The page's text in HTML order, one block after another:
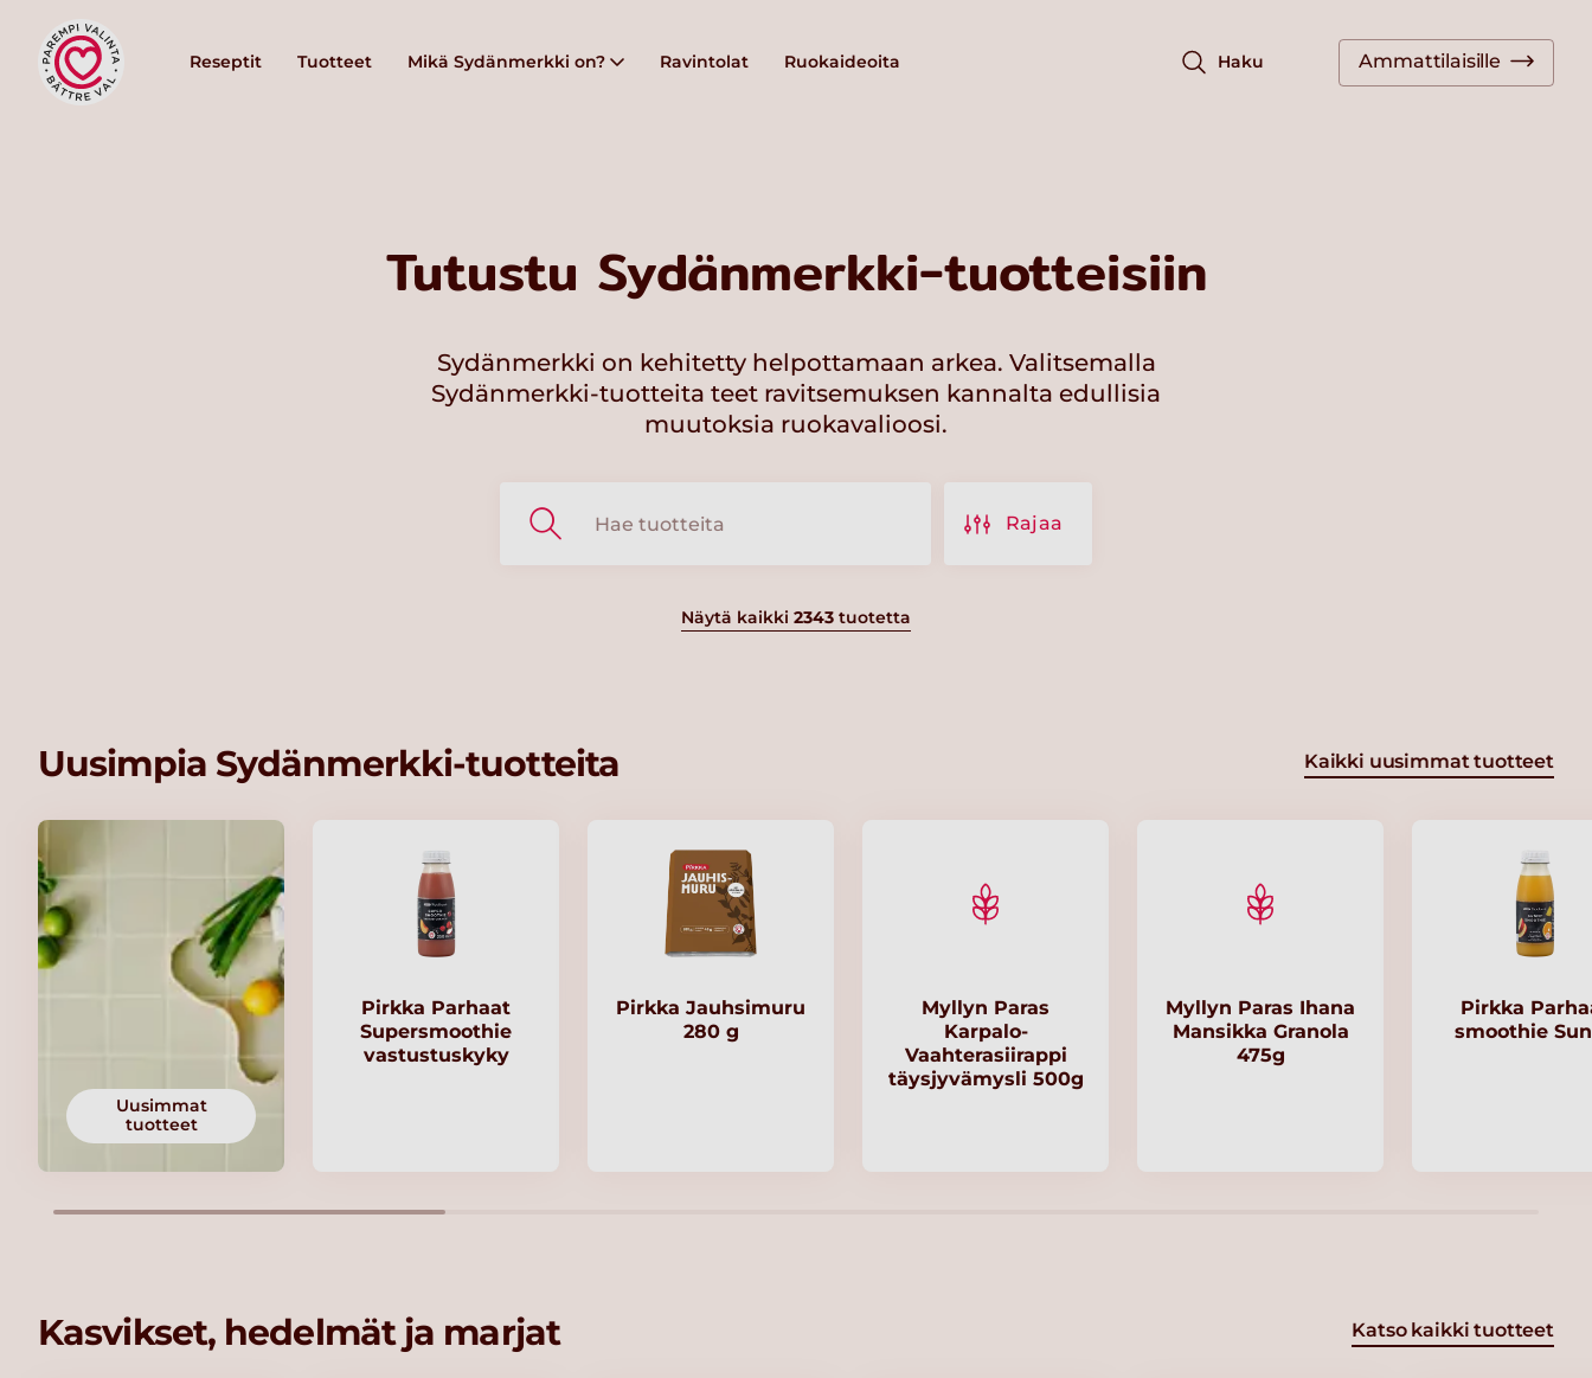
Reseptit Tuotteet Mikä Sydänmerkki on? Ravintolat Ruokaideoita Haku Ammattilaisille
Tutustu Sydänmerkki-tuotteisiin
Sydänmerkki on kehitetty helpottamaan arkea. Valitsemalla
Sydänmerkki-tuotteita teet ravitsemuksen kannalta edullisia
muutoksia ruokavalioosi.
Rajaa
Näytä kaikki 2343 tuotetta
Uusimpia Sydänmerkki-tuotteita Kaikki uusimmat tuotteet
Uusimmat
tuotteet
Pirkka Parhaat
Supersmoothie
vastustuskyky
Pirkka Jauhsimuru
280 g
Myllyn Paras
Karpalo-
Vaahterasiirappi
täysjyvämysli 500g
Myllyn Paras Ihana
Mansikka Granola
475g
Pirkka
smoothie
Kasvikset, hedelmät ja marjat Katso kaikki tuotteet